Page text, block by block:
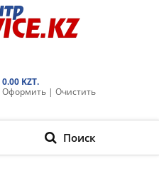
0.00 KZT.
Оформить | Очистить
Поиск